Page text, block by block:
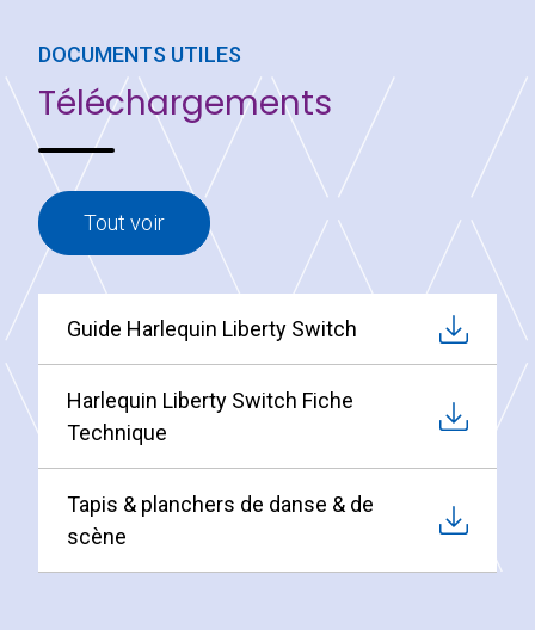
DOCUMENTS UTILES
Téléchargements
Tout voir
Guide Harlequin Liberty Switch
Harlequin Liberty Switch Fiche
Technique
Tapis & planchers de danse & de
scène